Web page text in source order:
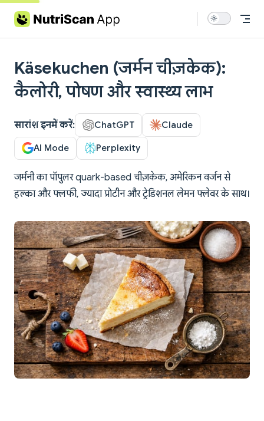
Skip to content
Käsekuchen (जर्मन चीज़केक):
कैलोरी, पोषण और स्वास्थ्य लाभ
सारांश इनमें करें: ChatGPT Claude
AI Mode Perplexity
जर्मनी का पॉपुलर quark-based चीज़केक, अमेरिकन वर्जन से
हल्का और फ्लफी, ज्यादा प्रोटीन और ट्रेडिशनल लेमन फ्लेवर के साथ।